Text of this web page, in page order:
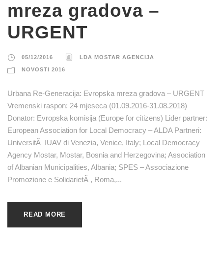
mreza gradova –
URGENT
05/12/2016 LDA MOSTAR AGENCIJA
NOVOSTI 2016
Urbana Re-Generacija: Evropska mreza gradova – URGENT
Vremenski raspon: 24 mjeseca (01.09.2016-31.08.2018)
Donator: Evropska komisija (Europe for citizens) Lider partner:
European Association for Local Democracy – ALDA Partneri:
UniversitÃ IUAV di Venezia, Venice, Italy; Local Democracy
Agency Mostar, Mostar, Bosnia and Herzegovina; Association
of Albanian Municipalities, Albania; SPES – Associazione
Promozione e SolidarietÃ , Roma,...
READ MORE